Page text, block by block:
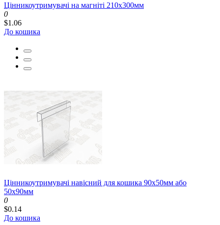
Цінникоутримувачі на магніті 210x300мм
0
$1.06
До кошика
Цінникоутримувачі навісний для кошика 90x50мм або
50x90мм
0
$0.14
До кошика